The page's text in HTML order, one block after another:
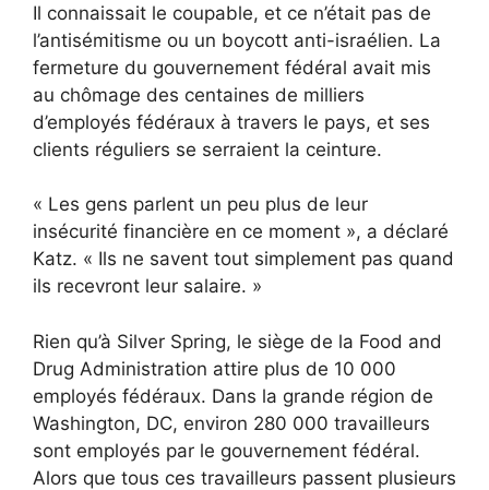
Il connaissait le coupable, et ce n’était pas de
l’antisémitisme ou un boycott anti-israélien. La
fermeture du gouvernement fédéral avait mis
au chômage des centaines de milliers
d’employés fédéraux à travers le pays, et ses
clients réguliers se serraient la ceinture.
« Les gens parlent un peu plus de leur
insécurité financière en ce moment », a déclaré
Katz. « Ils ne savent tout simplement pas quand
ils recevront leur salaire. »
Rien qu’à Silver Spring, le siège de la Food and
Drug Administration attire plus de 10 000
employés fédéraux. Dans la grande région de
Washington, DC, environ 280 000 travailleurs
sont employés par le gouvernement fédéral.
Alors que tous ces travailleurs passent plusieurs